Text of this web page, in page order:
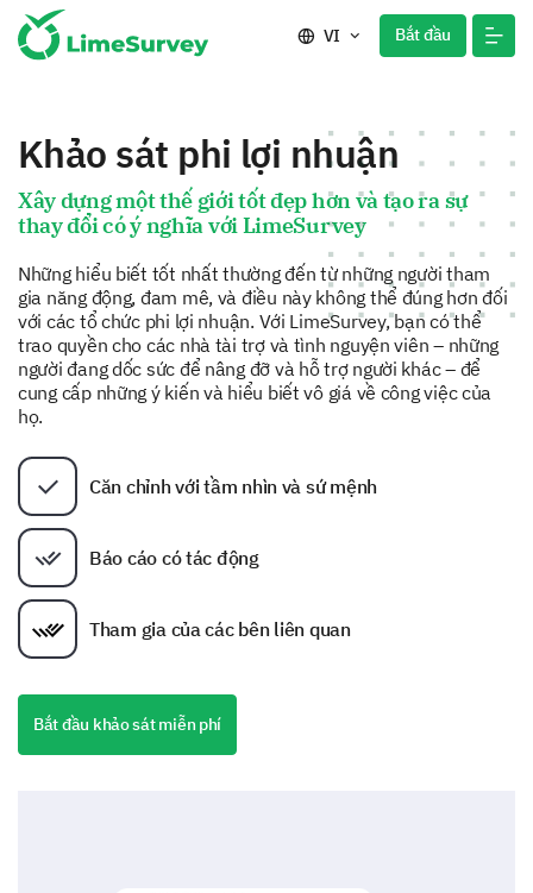
VI Bắt đầu
Khảo sát phi lợi nhuận
Xây dựng một thế giới tốt đẹp hơn và tạo ra sự
thay đổi có ý nghĩa với LimeSurvey
Những hiểu biết tốt nhất thường đến từ những người tham
gia năng động, đam mê, và điều này không thể đúng hơn đối
với các tổ chức phi lợi nhuận. Với LimeSurvey, bạn có thể
trao quyền cho các nhà tài trợ và tình nguyện viên – những
người đang dốc sức để nâng đỡ và hỗ trợ người khác – để
cung cấp những ý kiến và hiểu biết vô giá về công việc của
họ.
Căn chỉnh với tầm nhìn và sứ mệnh
Báo cáo có tác động
Tham gia của các bên liên quan
Bắt đầu khảo sát miễn phí